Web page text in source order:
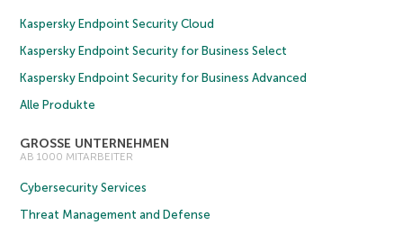
Kaspersky Endpoint Security Cloud
Kaspersky Endpoint Security for Business Select
Kaspersky Endpoint Security for Business Advanced
Alle Produkte
GROSSE UNTERNEHMEN
AB 1000 MITARBEITER
Cybersecurity Services
Threat Management and Defense